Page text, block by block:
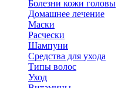
Болезни кожи головы
Домашнее лечение
Маски
Расчески
Шампуни
Средства для ухода
Типы волос
Уход